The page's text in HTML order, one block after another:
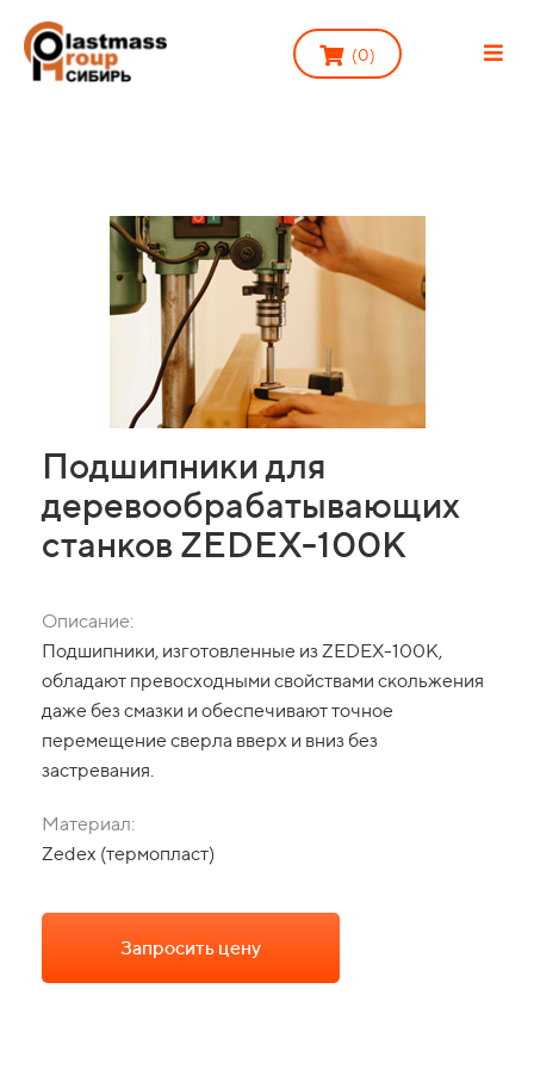
(0)
Подшипники для
деревообрабатывающих
станков ZEDEX-100K
Описание:
Подшипники, изготовленные из ZEDEX-100K,
обладают превосходными свойствами скольжения
даже без смазки и обеспечивают точное
перемещение сверла вверх и вниз без
застревания.
Материал:
Zedex (термопласт)
Запросить цену